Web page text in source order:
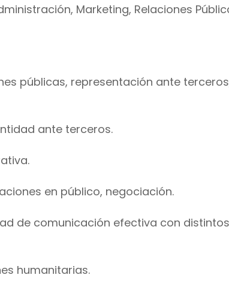
Marketing, Relaciones
públicas, representación ante
ante terceros.
en público, negociación.
de comunicación efectiva con
humanitarias.